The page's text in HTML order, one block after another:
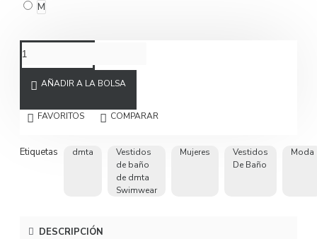
M
AÑADIR A LA BOLSA
FAVORITOS COMPARAR
Etiquetas dmta
Vestidos
de baño
de dmta
Swimwear
Mujeres
Vestidos
De Baño
Moda
DESCRIPCIÓN